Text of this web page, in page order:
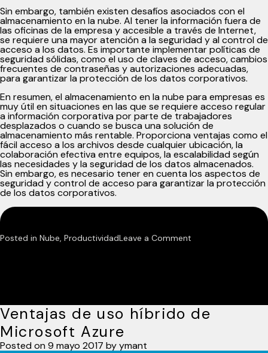
Sin embargo, también existen desafíos asociados con el
almacenamiento en la nube. Al tener la información fuera de
las oficinas de la empresa y accesible a través de Internet,
se requiere una mayor atención a la seguridad y al control de
acceso a los datos. Es importante implementar políticas de
seguridad sólidas, como el uso de claves de acceso, cambios
frecuentes de contraseñas y autorizaciones adecuadas,
para garantizar la protección de los datos corporativos.
En resumen, el almacenamiento en la nube para empresas es
muy útil en situaciones en las que se requiere acceso regular
a información corporativa por parte de trabajadores
desplazados o cuando se busca una solución de
almacenamiento más rentable. Proporciona ventajas como el
fácil acceso a los archivos desde cualquier ubicación, la
colaboración efectiva entre equipos, la escalabilidad según
las necesidades y la seguridad de los datos almacenados.
Sin embargo, es necesario tener en cuenta los aspectos de
seguridad y control de acceso para garantizar la protección
de los datos corporativos.
Posted in Nube, ProductividadLeave a Comment
LA
Ventajas de uso híbrido de
Microsoft Azure
Posted on 9 mayo 2017 byymant